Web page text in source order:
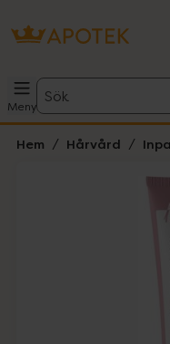
Meny
Sök
Hem Hårvård
Lista: .